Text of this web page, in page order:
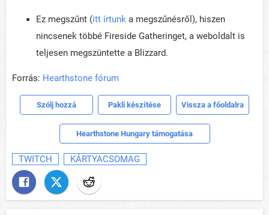
Ez megszűnt (itt írtunk a megszűnésről), hiszen
nincsenek többé Fireside Gatheringet, a weboldalt is
teljesen megszüntette a Blizzard.
Forrás: Hearthstone fórum
Szólj hozzá Pakli készítése Vissza a főoldalra
Hearthstone Hungary támogatása
TWITCH KÁRTYACSOMAG